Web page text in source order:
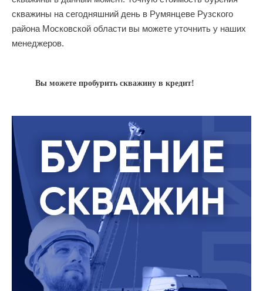
скважины на сегодняшний день в Румянцеве Рузского
района Московской области вы можете уточнить у наших
менеджеров.
Вы можете пробурить скважину в кредит!